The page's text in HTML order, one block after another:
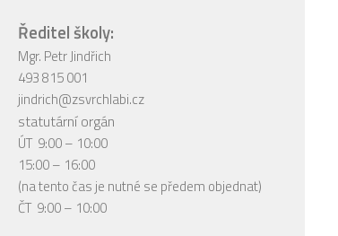
Ředitel školy:
Mgr. Petr Jindřich
493 815 001
jindrich@zsvrchlabi.cz
statutární orgán
ÚT 9:00 – 10:00
15:00 – 16:00
(na tento čas je nutné se předem objednat)
ČT 9:00 – 10:00